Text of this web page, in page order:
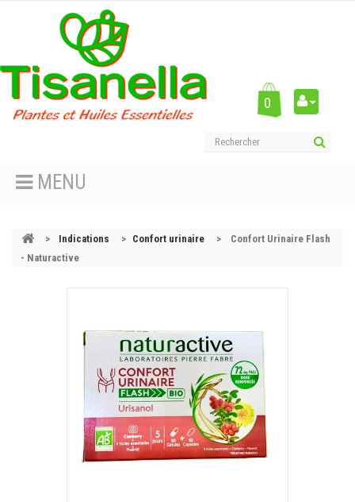
0
MENU
> Indications > Confort urinaire >
Confort Urinaire Flash
- Naturactive